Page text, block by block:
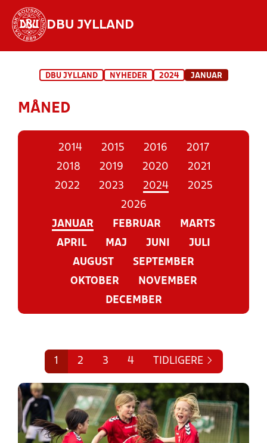
DBU JYLLAND
STILLINGER, RESULTATER, KLUBBER OG
DBU JYLLAND NYHEDER 2024 JANUAR
MÅNED
2014 2015 2016
2017
2018
2019 2020
2021
2022
2023 2024
2025
2026
JANUAR
FEBRUAR
MARTS
APRIL
MAJ JUNI
JULI
AUGUST
SEPTEMBER
OKTOBER
NOVEMBER
DECEMBER
1 2 3 4 TIDLIGERE